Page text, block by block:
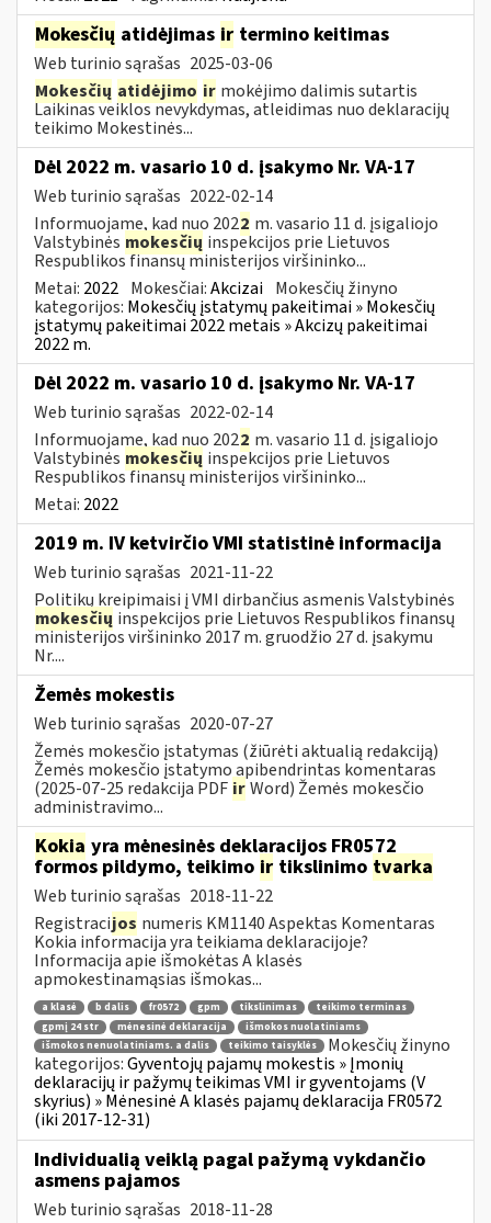
Mokesčių atidėjimas ir termino keitimas
Web turinio sąrašas 2025-03-06
Mokesčių atidėjimo ir mokėjimo dalimis sutartis
Laikinas veiklos nevykdymas, atleidimas nuo deklaracijų
teikimo Mokestinės...
Dėl 2022 m. vasario 10 d. įsakymo Nr. VA-17
Web turinio sąrašas 2022-02-14
Informuojame, kad nuo 2022 m. vasario 11 d. įsigaliojo
Valstybinės mokesčių inspekcijos prie Lietuvos
Respublikos finansų ministerijos viršininko...
Metai: 2022 Mokesčiai:Akcizai Mokesčių žinyno
kategorijos: Mokesčių įstatymų pakeitimai » Mokesčių
įstatymų pakeitimai 2022 metais » Akcizų pakeitimai
2022 m.
Dėl 2022 m. vasario 10 d. įsakymo Nr. VA-17
Web turinio sąrašas 2022-02-14
Informuojame, kad nuo 2022 m. vasario 11 d. įsigaliojo
Valstybinės mokesčių inspekcijos prie Lietuvos
Respublikos finansų ministerijos viršininko...
Metai: 2022
2019 m. IV ketvirčio VMI statistinė informacija
Web turinio sąrašas 2021-11-22
Politikų kreipimaisi į VMI dirbančius asmenis Valstybinės
mokesčių inspekcijos prie Lietuvos Respublikos finansų
ministerijos viršininko 2017 m. gruodžio 27 d. įsakymu
Nr....
Žemės mokestis
Web turinio sąrašas 2020-07-27
Žemės mokesčio įstatymas (žiūrėti aktualią redakciją)
Žemės mokesčio įstatymo apibendrintas komentaras
(2025-07-25 redakcija PDF irWord) Žemės mokesčio
administravimo...
Kokia yra mėnesinės deklaracijos FR0572
formos pildymo, teikimo ir tikslinimo tvarka
Web turinio sąrašas 2018-11-22
Registracijos numeris KM1140 Aspektas Komentaras
Kokia informacija yra teikiama deklaracijoje?
Informacija apie išmokėtas A klasės
apmokestinamąsias išmokas...
a klasė b dalis fr0572 gpm tikslinimas
teikimo terminas
gpmį 24 str
mėnesinė deklaracija
išmokos nuolatiniams
išmokos nenuolatiniams. a dalis
teikimo taisyklės
Mokesčių žinyno
kategorijos:Gyventojų pajamų mokestis » Įmonių
deklaracijų ir pažymų teikimas VMI ir gyventojams (V
skyrius) » Mėnesinė A klasės pajamų deklaracija FR0572
(iki 2017-12-31)
Individualią veiklą pagal pažymą vykdančio
asmens pajamos
Web turinio sąrašas 2018-11-28